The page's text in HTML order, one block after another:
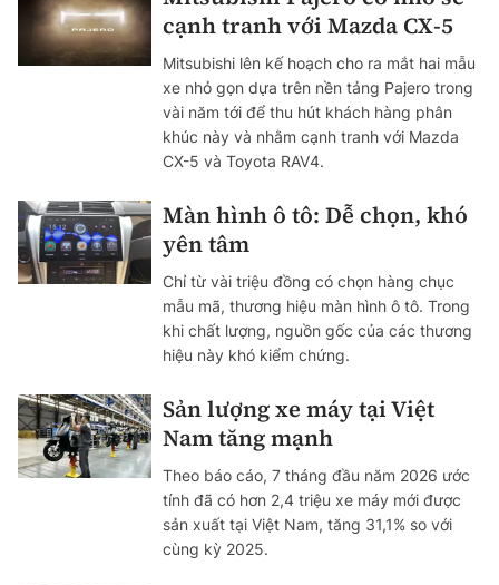
cạnh tranh với Mazda CX-5
Mitsubishi lên kế hoạch cho ra mắt hai mẫu
xe nhỏ gọn dựa trên nền tảng Pajero trong
vài năm tới để thu hút khách hàng phân
khúc này và nhằm cạnh tranh với Mazda
CX-5 và Toyota RAV4.
Màn hình ô tô: Dễ chọn, khó
yên tâm
Chỉ từ vài triệu đồng có chọn hàng chục
mẫu mã, thương hiệu màn hình ô tô. Trong
khi chất lượng, nguồn gốc của các thương
hiệu này khó kiểm chứng.
Sản lượng xe máy tại Việt
Nam tăng mạnh
Theo báo cáo, 7 tháng đầu năm 2026 ước
tính đã có hơn 2,4 triệu xe máy mới được
sản xuất tại Việt Nam, tăng 31,1% so với
cùng kỳ 2025.